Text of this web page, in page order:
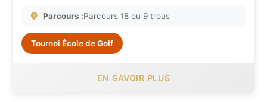
Parcours :Parcours 18 ou 9 trous
Tournoi École de Golf
EN SAVOIR PLUS